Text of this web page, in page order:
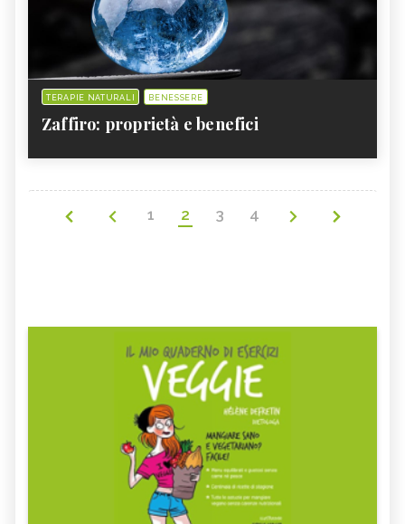
TERAPIE NATURALI BENESSERE
Zaffiro: proprietà e benefici
1 2 3 4